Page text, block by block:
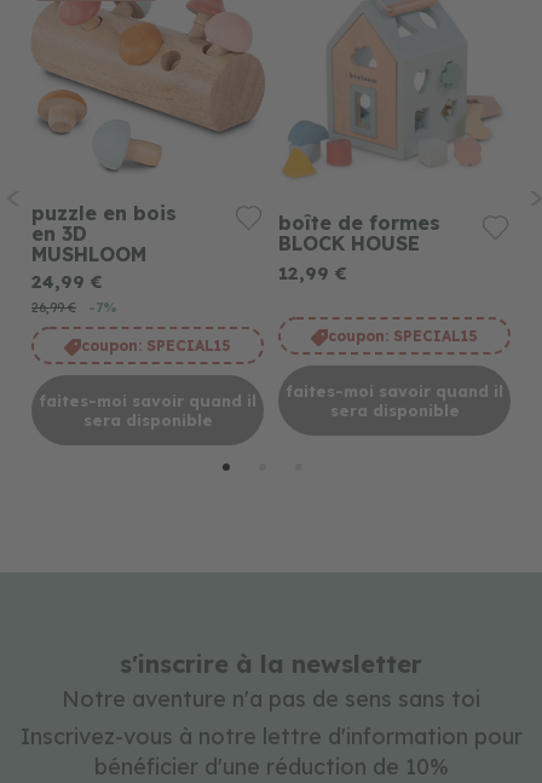
puzzle en bois
en 3D
MUSHLOOM
24,99 €
26,99 € -7%
coupon: SPECIAL15
faites-moi savoir quand il
sera disponible
boîte de formes
BLOCK HOUSE
12,99 €
coupon: SPECIAL15
faites-moi savoir quand il
sera disponible
s'inscrire à la newsletter
Notre aventure n'a pas de sens sans toi
Inscrivez-vous à notre lettre d'information pour
bénéficier d'une réduction de 10%